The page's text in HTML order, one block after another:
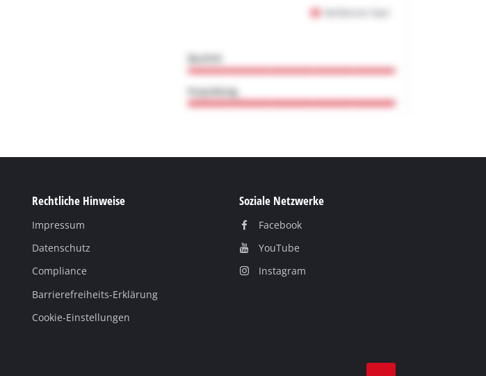
Rechtliche Hinweise
Impressum
Datenschutz
Compliance
Barrierefreiheits-Erklärung
Cookie-Einstellungen
Soziale Netzwerke
Facebook
YouТube
Instagram